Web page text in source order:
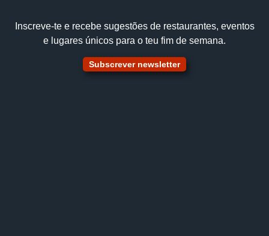
Inscreve‑te e recebe sugestões de restaurantes, eventos
e lugares únicos para o teu fim de semana.
Subscrever newsletter